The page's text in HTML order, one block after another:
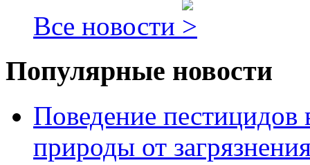
Все новости
Популярные новости
Поведение
природы от